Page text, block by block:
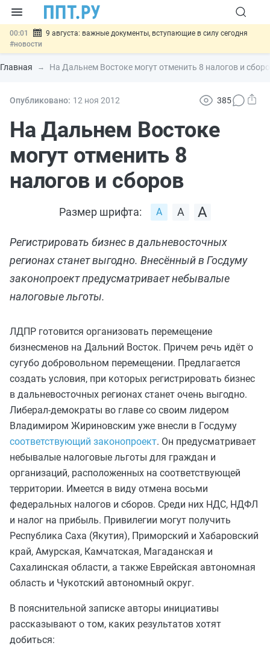
00:01
9 августа: важные документы, вступающие в силу сегодня
#новости
07.08 Подписан закон о блокировке продажи опасных товаров через
«Честный знак»#новости
07.08 Госпошлину за устранение ошибок в документах предлагают
07.08
Важно
Разработают единые критерии трудовых и ГПХ-
отношений
#новости
Главная На Дальнем Востоке могут отменить 8 налогов и
Опубликовано: 12 ноя 2012 385
На Дальнем Востоке
могут отменить 8
налогов и сборов
Размер шрифта:
Регистрировать бизнес в дальневосточных
регионах станет выгодно. Внесённый в Госдуму
законопроект предусматривает небывалые
налоговые льготы.
ЛДПР готовится организовать перемещение
бизнесменов на Дальний Восток. Причем речь идёт о
сугубо добровольном перемещении. Предлагается
создать условия, при которых регистрировать бизнес
в дальневосточных регионах станет очень выгодно.
Либерал-демократы во главе со своим лидером
Владимиром Жириновским уже внесли в Госдуму
соответствующий законопроект. Он предусматривает
небывалые налоговые льготы для граждан и
организаций, расположенных на соответствующей
территории. Имеется в виду отмена восьми
федеральных налогов и сборов. Среди них НДС, НДФЛ
и налог на прибыль. Привилегии могут получить
Республика Саха (Якутия), Приморский и Хабаровский
край, Амурская, Камчатская, Магаданская и
Сахалинская области, а также Еврейская автономная
область и Чукотский автономный округ.
В пояснительной записке авторы инициативы
рассказывают о том, каких результатов хотят
добиться: